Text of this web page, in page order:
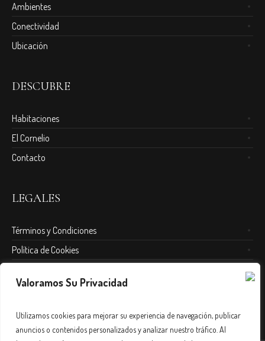
Valoramos Su Privacidad
Utilizamos cookies para mejorar su experiencia de navegación, publicar
anuncios o contenidos personalizados y analizar nuestro tráfico. Al
Ambientes
Conectividad
Ubicación
DESCUBRE
Habitaciones
El Cornelio
Contacto
LEGALES
Términos y Condiciones
Política de Cookies
F.AQ.